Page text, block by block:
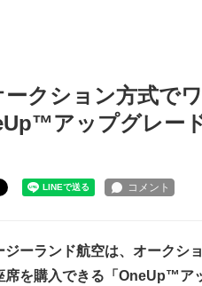
、オークション方式でワンランク上
クション方式で
アップグレー
ジーランド航空は、オークシ
席を購入できる「OneUp™ア